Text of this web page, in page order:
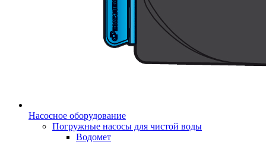
Насосное оборудование
Погружные насосы для чистой воды
Водомет